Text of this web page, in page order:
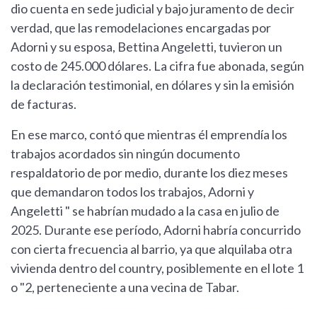
dio cuenta en sede judicial y bajo juramento de decir
verdad, que las remodelaciones encargadas por
Adorni y su esposa, Bettina Angeletti, tuvieron un
costo de 245.000 dólares. La cifra fue abonada, según
la declaración testimonial, en dólares y sin la emisión
de facturas.
En ese marco, contó que mientras él emprendía los
trabajos acordados sin ningún documento
respaldatorio de por medio, durante los diez meses
que demandaron todos los trabajos, Adorni y
Angeletti " se habrían mudado a la casa en julio de
2025. Durante ese período, Adorni habría concurrido
con cierta frecuencia al barrio, ya que alquilaba otra
vivienda dentro del country, posiblemente en el lote 1
o "2, perteneciente a una vecina de Tabar.